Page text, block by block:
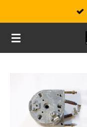
Hauptinhalt
springen